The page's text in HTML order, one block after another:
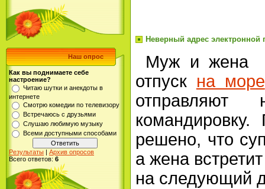
Наш опрос
Как вы поднимаете себе
настроение?
Читаю шутки и анекдоты в
интернете
Смотрю комедии по телевизору
Встречаюсь с друзьями
Слушаю любимую музыку
Всеми доступными способами
Результаты | Архив опросов
Всего ответов: 6
Неверный адрес электронной
Муж и жена
отпуск на море
отправляют
решено, что
а жена
на следующий